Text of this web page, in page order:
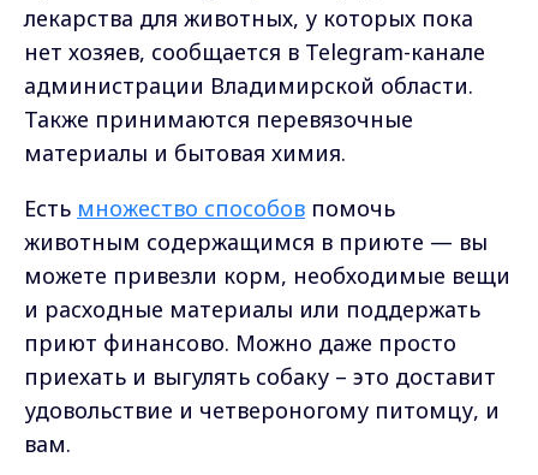
лекарства для животных, у которых пока
нет хозяев, сообщается в Telegram-канале
администрации Владимирской области.
Также принимаются перевязочные
материалы и бытовая химия.
Есть множество способов помочь
животным содержащимся в приюте — вы
можете привезли корм, необходимые вещи
и расходные материалы или поддержать
приют финансово. Можно даже просто
приехать и выгулять собаку – это доставит
удовольствие и четвероногому питомцу, и
вам.